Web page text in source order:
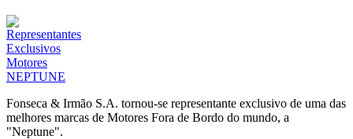
Fonseca & Irmão S.A. tornou-se representante exclusivo de uma das
melhores marcas de Motores Fora de Bordo do mundo, a
"Neptune".